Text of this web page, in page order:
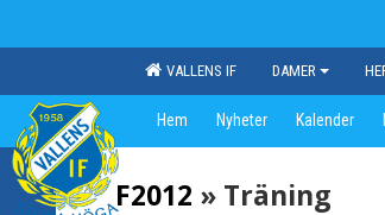
VALLENS IF DAMER
Hem Nyheter Kalender
F2012 » Träning